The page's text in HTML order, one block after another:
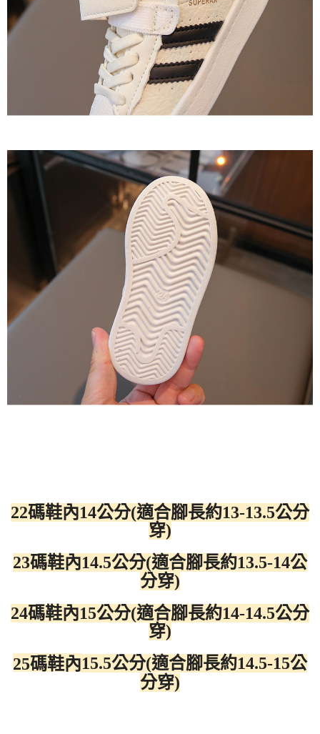
22碼鞋內14公分(適合腳長約13-13.5公分
穿)
23碼鞋內14.5公分(適合腳長約13.5-14公
分穿)
24碼鞋內15公分(適合腳長約14-14.5公分
穿)
25碼鞋內15.5公分(適合腳長約14.5-15公
分穿)